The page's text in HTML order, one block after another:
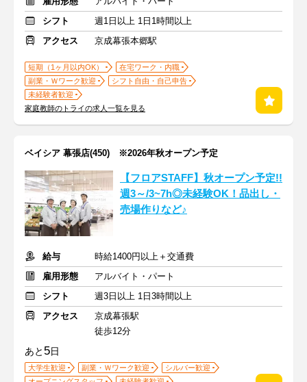
シフト
週1日以上 1日1時間以上
アクセス
京成幕張本郷駅
短期（1ヶ月以内OK）
在宅ワーク・内職
副業・Ｗワーク歓迎
シフト自由・自己申告
未経験者歓迎
家庭教師のトライの求人一覧を見る
ベイシア 幕張店(450) ※2026年秋オープン予定
【フロアSTAFF】秋オープン予定!!
週3～/3~7h◎未経験OK！品出し・
売場作りなど♪
給与
時給1400円以上＋交通費
雇用形態
アルバイト・パート
シフト
週3日以上 1日3時間以上
アクセス
京成幕張駅
徒歩12分
あと 5日
大学生歓迎 副業・Ｗワーク歓迎
シルバー歓迎